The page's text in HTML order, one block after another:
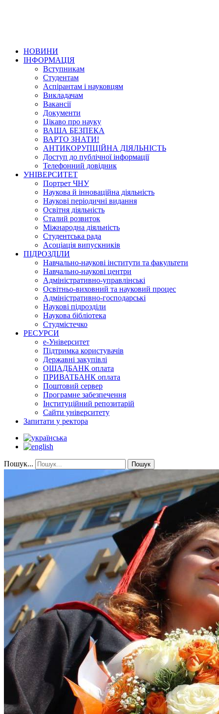
НОВИНИ
ІНФОРМАЦІЯ
Вступникам
Студентам
Аспірантам і науковцям
Викладачам
Вакансії
Документи
Цікаво про науку
ВАША БЕЗПЕКА
ВАРТО ЗНАТИ!
АНТИКОРУПЦІЙНА ДІЯЛЬНІСТЬ
Доступ до публічної інформації
Телефонний довідник
УНІВЕРСИТЕТ
Портрет ЧНУ
Наукова й інноваційна діяльність
Наукові періодичні видання
Освітня діяльність
Сталий розвиток
Міжнародна діяльність
Студентська рада
Асоціація випускників
ПІДРОЗДІЛИ
Навчально-наукові інститути та факультети
Навчально-наукові центри
Адміністративно-управлінські
Освітньо-виховний та науковий процес
Адміністративно-господарські
Наукові підрозділи
Наукова бібліотека
Студмістечко
РЕСУРСИ
е-Університет
Підтримка користувачів
Державні закупівлі
ОЩАДБАНК оплата
ПРИВАТБАНК оплата
Поштовий сервер
Програмне забезпечення
Інституційний репозитарій
Сайти університету
Запитати у ректора
Пошук... Пошук